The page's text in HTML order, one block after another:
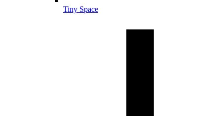
Tiny Space